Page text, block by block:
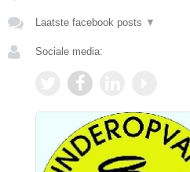
Laatste facebook posts ▼
Sociale media: